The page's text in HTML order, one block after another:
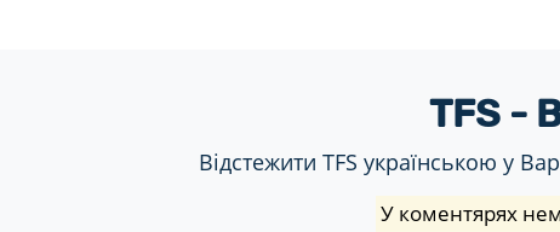
TFS -
Відстежити TFS українською у
У коментярях